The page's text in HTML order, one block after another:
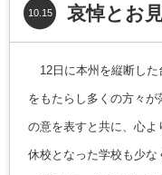
哀悼とお
10.15
12日に本州を縦断した
をもたらし多くの方々
の意を表すと共に、心
休校となった学校も少な